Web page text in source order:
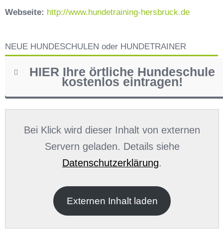
Webseite: http://www.hundetraining-hersbruck.de
NEUE HUNDESCHULEN oder HUNDETRAINER
HIER Ihre örtliche Hundeschule
kostenlos eintragen!
Bei Klick wird dieser Inhalt von externen
Servern geladen. Details siehe
Datenschutzerklärung.
Externen Inhalt laden